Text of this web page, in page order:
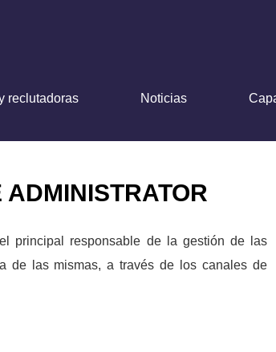
reclutadoras Noticias
principal responsable de la gestión de las
de las mismas, a través de los canales de